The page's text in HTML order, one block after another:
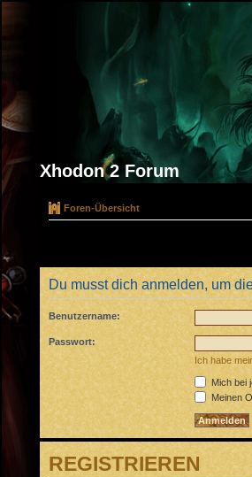
Xhodon 2 Forum
Foren-Übersicht
Du musst dich anmelden, um
Benutzername:
Passwort:
Ich habe
Mich bei
Meinen
REGISTRIEREN